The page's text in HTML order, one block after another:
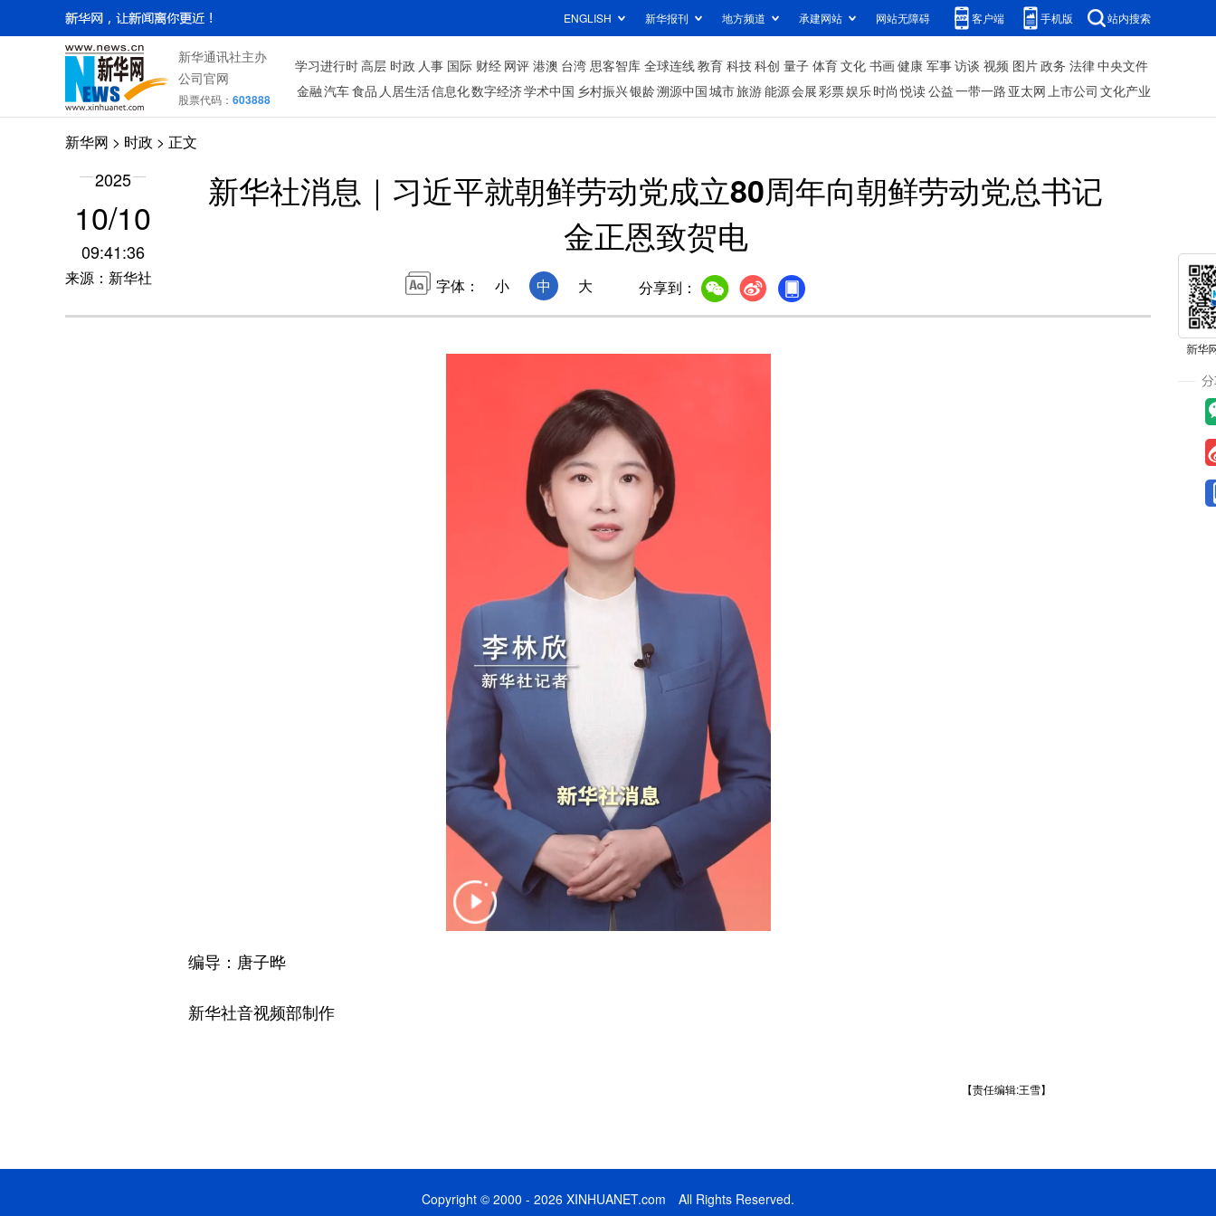
ENGLISH 新华报刊 地方频道 承建网站 网站无障碍 客户端 手机版 站内搜索
新华通讯社主办
公司官网
股票代码： 603888
学习进行时高层 时政 人事 国际 财经 网评 港澳 台湾 思客智库 全球连线教育 科技科创 量子 体育文化 书画健康 军事访谈 视频 图片政务 法律中央文件
金融汽车食品 人居生活信息化数字经济学术中国 乡村振兴银龄溯源中国城市旅游能源会展彩票娱乐时尚 悦读公益一带一路 亚太网上市公司 文化产业
新华网 > 时政 > 正文
2025
10/10
09:41:36
来源：新华社
新华社消息｜习近平就朝鲜劳动党成立80周年向朝鲜劳动党总书记
金正恩致贺电
字体： 小 中 大 分享到：
编导：唐子晔
新华社音视频部制作
【责任编辑:王雪】
Copyright © 2000 - 2026 XINHUANET.com All Rights Reserved.